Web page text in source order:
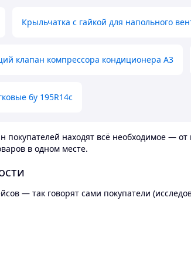
Крыльчатка с гайкой для напольного
клапан компрессора кондиционера А3
бу 195R14c
находят всё необходимое —
в одном месте.
— так говорят сами покупатели